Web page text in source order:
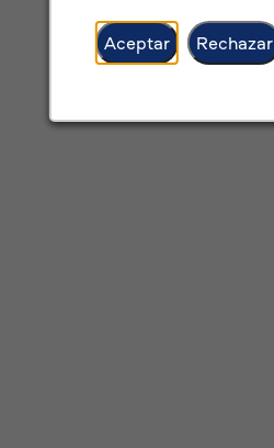
Aceptar Rechazar